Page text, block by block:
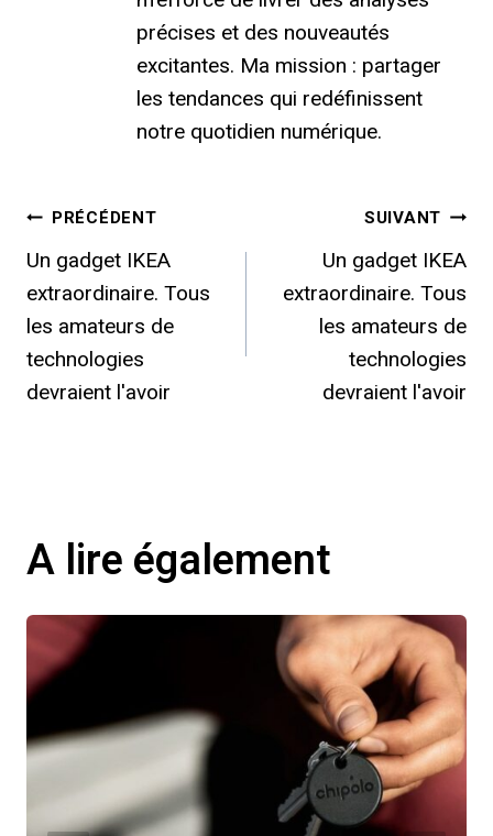
précises et des nouveautés
excitantes. Ma mission : partager
les tendances qui redéfinissent
notre quotidien numérique.
Navigation
de
l’article
PRÉCÉDENT
Un gadget IKEA
extraordinaire. Tous
les amateurs de
technologies
devraient l'avoir
SUIVANT
Un gadget IKEA
extraordinaire. Tous
les amateurs de
technologies
devraient l'avoir
A lire également